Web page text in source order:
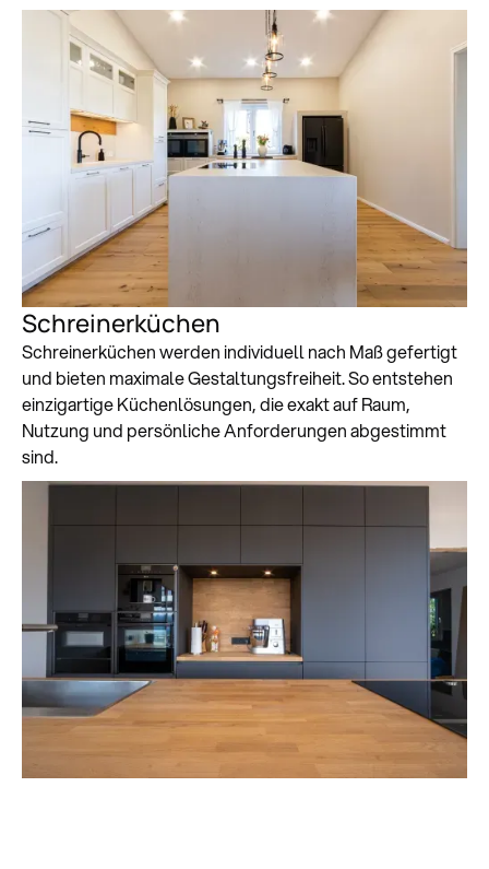
Zum Küchenstudio
Zum Küchenstudio
Schreinerküchen
Schreinerküchen werden individuell nach Maß gefertigt
und bieten maximale Gestaltungsfreiheit. So entstehen
einzigartige Küchenlösungen, die exakt auf Raum,
Nutzung und persönliche Anforderungen abgestimmt
sind.